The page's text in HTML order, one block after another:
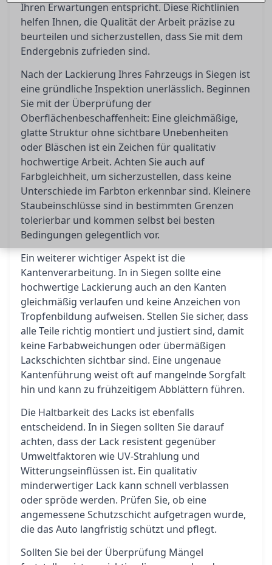
Ihren Erwartungen entspricht. Diese Richtlinien
helfen Ihnen, die Qualität der Arbeit präzise zu
beurteilen und sicherzustellen, dass Sie mit dem
Endergebnis zufrieden sind.
Nach der Lackierung Ihres Fahrzeugs in Siegen ist
eine gründliche Inspektion unerlässlich. Beginnen
Sie mit der Überprüfung der
Oberflächenbeschaffenheit: Eine gleichmäßige,
glatte Struktur ohne sichtbare Unebenheiten
oder Bläschen ist ein Zeichen für qualitativ
hochwertige Arbeit. Achten Sie auch auf
Farbgleichheit, um sicherzustellen, dass keine
Unterschiede im Farbton erkennbar sind. Kleinere
Staubeinschlüsse sind in bestimmten Grenzen
tolerierbar und kommen selbst bei besten
Bedingungen gelegentlich vor.
Ein weiterer wichtiger Aspekt ist die
Kantenverarbeitung. In in Siegen sollte eine
hochwertige Lackierung auch an den Kanten
gleichmäßig verlaufen und keine Anzeichen von
Tropfenbildung aufweisen. Stellen Sie sicher, dass
alle Teile richtig montiert und justiert sind, damit
keine Farbabweichungen oder übermäßigen
Lackschichten sichtbar sind. Eine ungenaue
Kantenführung weist oft auf mangelnde Sorgfalt
hin und kann zu frühzeitigem Abblättern führen.
Die Haltbarkeit des Lacks ist ebenfalls
entscheidend. In in Siegen sollten Sie darauf
achten, dass der Lack resistent gegenüber
Umweltfaktoren wie UV-Strahlung und
Witterungseinflüssen ist. Ein qualitativ
minderwertiger Lack kann schnell verblassen
oder spröde werden. Prüfen Sie, ob eine
angemessene Schutzschicht aufgetragen wurde,
die das Auto langfristig schützt und pflegt.
Sollten Sie bei der Überprüfung Mängel